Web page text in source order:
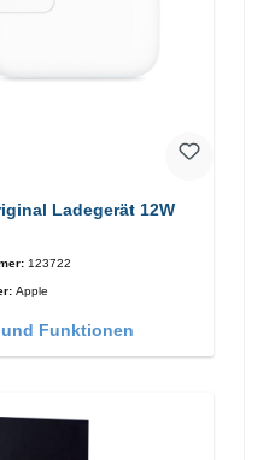
Ladegerät 12W
123722
Apple
Funktionen